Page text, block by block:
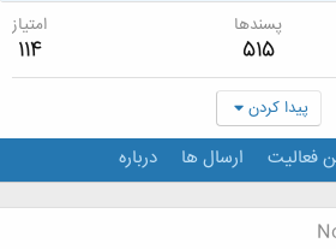
پسندها
515
امتیاز
114
پیدا کردن
فعالیت ارسال ها درباره